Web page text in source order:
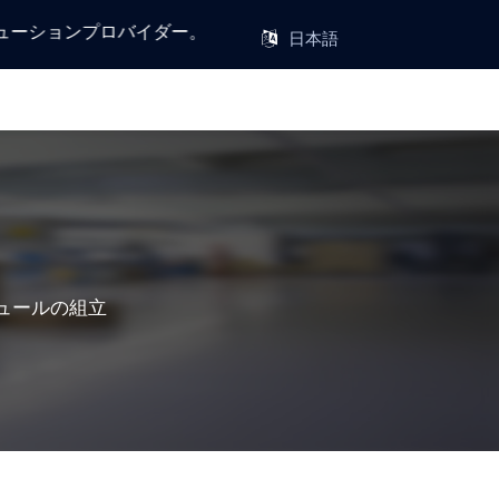
ョンプロバイダー。
ールの組立